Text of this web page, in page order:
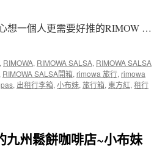
夥
伴〉
塵
讓
我
們
中
想一個人更需要好推的RIMOW …
, RIMOWA, RIMOWA SALSA, RIMOWA SALSA
RIMOWA SALSA開箱, rimowa 旅行, rimowa
, 出租行李箱, 小布妹, 旅行箱, 東方紅, 租行
九州鬆餅咖啡店~小布妹